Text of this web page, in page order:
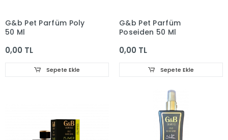
G&b Pet Parfüm Poly
50 Ml
0,00 TL
Sepete Ekle
G&b Pet Parfüm
Poseiden 50 Ml
0,00 TL
Sepete Ekle